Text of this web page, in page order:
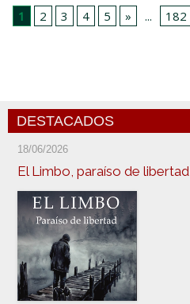
1
2 3 4 5 » ... 182
DESTACADOS
18/06/2026
El Limbo, paraíso de libertad